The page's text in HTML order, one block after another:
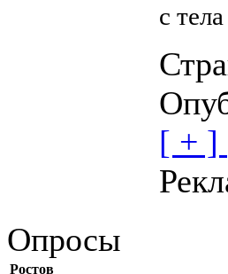
Опросы
Ростов
с
[ + ]